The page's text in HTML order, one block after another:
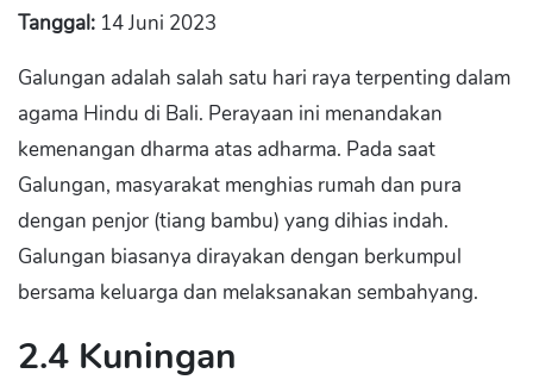
Tanggal: 14 Juni 2023
Galungan adalah salah satu hari raya terpenting dalam
agama Hindu di Bali. Perayaan ini menandakan
kemenangan dharma atas adharma. Pada saat
Galungan, masyarakat menghias rumah dan pura
dengan penjor (tiang bambu) yang dihias indah.
Galungan biasanya dirayakan dengan berkumpul
bersama keluarga dan melaksanakan sembahyang.
2.4 Kuningan